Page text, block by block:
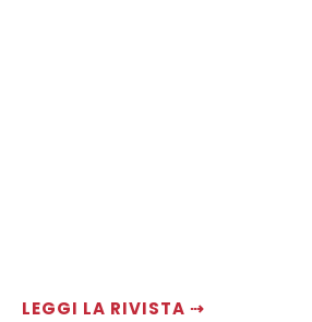
LEGGI LA RIVISTA ⇢